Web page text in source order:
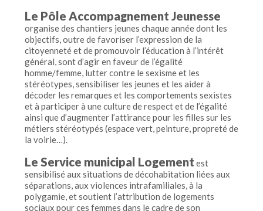
Le Pôle Accompagnement Jeunesse
organise des chantiers jeunes chaque année dont les
objectifs, outre de favoriser l’expression de la
citoyenneté et de promouvoir l’éducation à l’intérêt
général, sont d’agir en faveur de l’égalité
homme/femme, lutter contre le sexisme et les
stéréotypes, sensibiliser les jeunes et les aider à
décoder les remarques et les comportements sexistes
et à participer à une culture de respect et de l’égalité
ainsi que d’augmenter l’attirance pour les filles sur les
métiers stéréotypés (espace vert, peinture, propreté de
la voirie…).
Le Service municipal Logement est
sensibilisé aux situations de décohabitation liées aux
séparations, aux violences intrafamiliales, à la
polygamie, et soutient l’attribution de logements
sociaux pour ces femmes dans le cadre de son